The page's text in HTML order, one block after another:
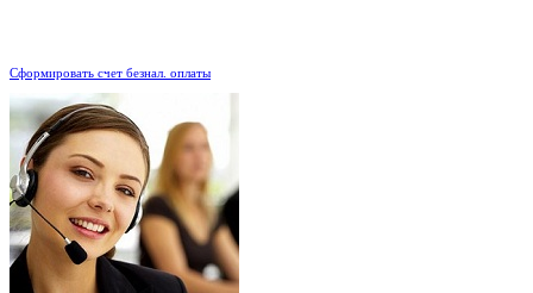
Сформировать счет безнал. оплаты